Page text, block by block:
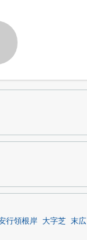
行領根岸 大字芝 末広